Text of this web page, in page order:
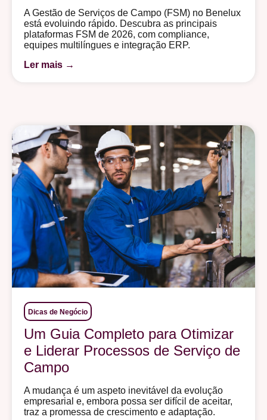
A Gestão de Serviços de Campo (FSM) no Benelux
está evoluindo rápido. Descubra as principais
plataformas FSM de 2026, com compliance,
equipes multilíngues e integração ERP.
Ler mais →
Dicas de Negócio
Um Guia Completo para Otimizar
e Liderar Processos de Serviço de
Campo
A mudança é um aspeto inevitável da evolução
empresarial e, embora possa ser difícil de aceitar,
traz a promessa de crescimento e adaptação.